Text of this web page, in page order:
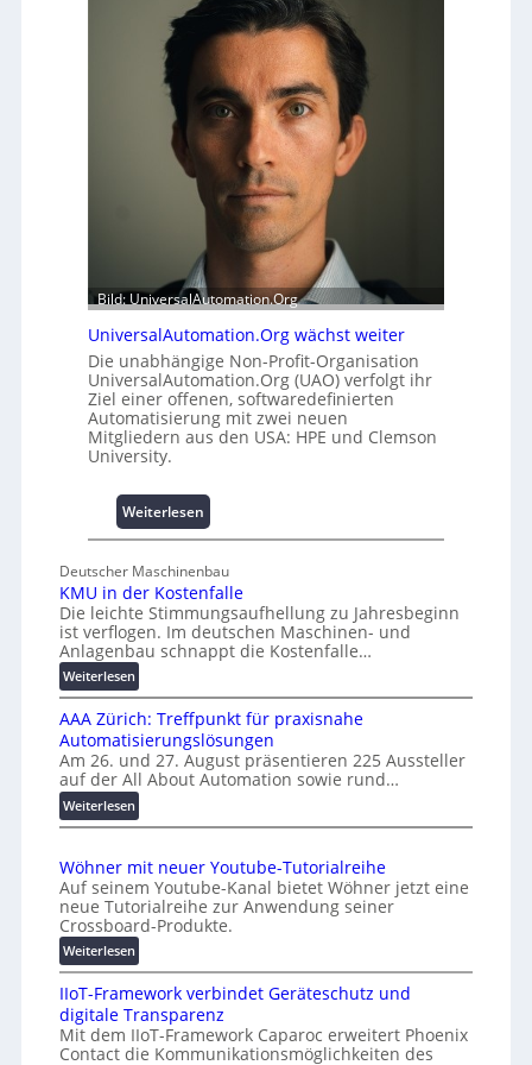
i
s
t
a
t
A
s
b
a
u
h
e
m
m
n
i
s
s
c
h
a
f
f
n
m
d
u
l
e
i
2
0
u
n
d
4
0
A
Bild: UniversalAutomation.Org
UniversalAutomation.Org wächst weiter
Die unabhängige Non-Profit-Organisation
UniversalAutomation.Org (UAO) verfolgt ihr
Ziel einer offenen, softwaredefinierten
Automatisierung mit zwei neuen
Mitgliedern aus den USA: HPE und Clemson
University.
Weiterlesen
U
i
v
e
r
l
A
u
t
m
t
i
o
O
r
g
w
Deutscher Maschinenbau
KMU in der Kostenfalle
Die leichte Stimmungsaufhellung zu Jahresbeginn
ist verflogen. Im deutschen Maschinen- und
Anlagenbau schnappt die Kostenfalle…
Weiterlesen:
K
M
U
i
n
d
e
K
o
s
t
e
n
f
a
l
l
AAA Zürich: Treffpunkt für praxisnahe
Automatisierungslösungen
Am 26. und 27. August präsentieren 225 Aussteller
auf der All About Automation sowie rund…
Weiterlesen:
A
A
Z
ü
r
i
c
h
:
T
r
Wöhner mit neuer Youtube-Tutorialreihe
Auf seinem Youtube-Kanal bietet Wöhner jetzt eine
neue Tutorialreihe zur Anwendung seiner
Crossboard-Produkte.
Weiterlesen:
W
ö
h
n
e
IIoT-Framework verbindet Geräteschutz und
digitale Transparenz
Mit dem IIoT-Framework Caparoc erweitert Phoenix
Contact die Kommunikationsmöglichkeiten des